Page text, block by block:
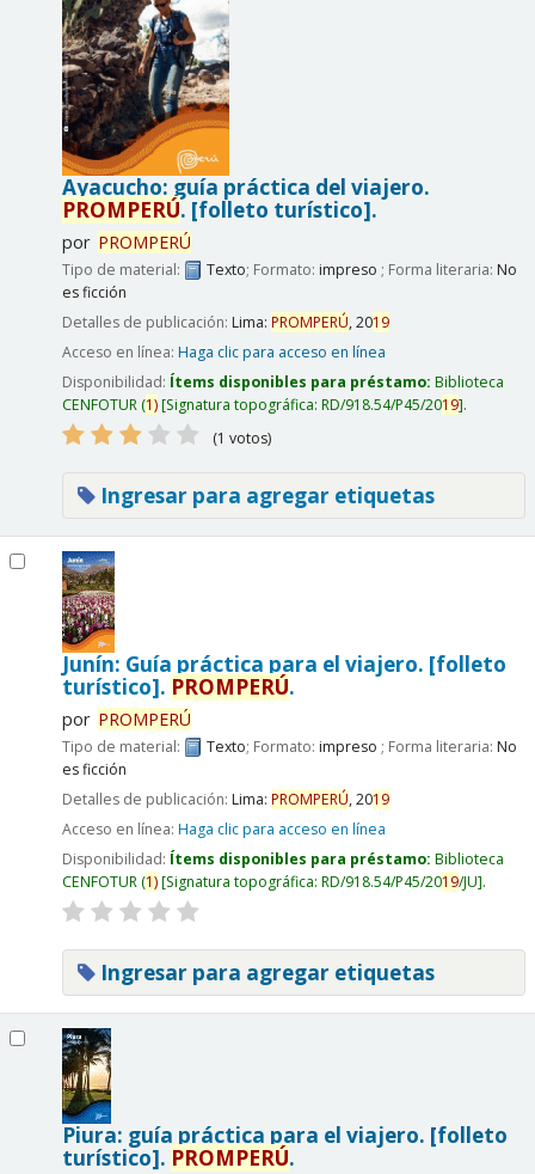
Ayacucho: guía práctica del viajero.
PROMPERÚ. [folleto turístico].
por PROMPERÚ
Tipo de material: Texto; Formato: impreso ; Forma literaria: No
es ficción
Detalles de publicación: Lima: PROMPERÚ,2019
Acceso en línea: Haga clic para acceso en línea
Disponibilidad: Ítems disponibles para préstamo: Biblioteca
CENFOTUR(1) Signatura topográfica: RD/918.54/P45/2019 .
(1 votos)
Ingresar para agregar etiquetas
Junín: Guía práctica para el viajero. [folleto
turístico]. PROMPERÚ.
por PROMPERÚ
Tipo de material: Texto; Formato: impreso ; Forma literaria: No
es ficción
Detalles de publicación: Lima: PROMPERÚ,2019
Acceso en línea: Haga clic para acceso en línea
Disponibilidad: Ítems disponibles para préstamo: Biblioteca
CENFOTUR(1) Signatura topográfica: RD/918.54/P45/2019/JU .
Ingresar para agregar etiquetas
Piura: guía práctica para el viajero. [folleto
turístico]. PROMPERÚ.